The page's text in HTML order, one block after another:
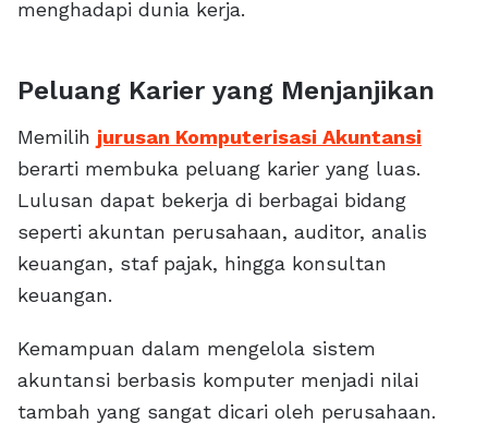
menghadapi dunia kerja.
Peluang Karier yang Menjanjikan
Memilih jurusan Komputerisasi Akuntansi
berarti membuka peluang karier yang luas.
Lulusan dapat bekerja di berbagai bidang
seperti akuntan perusahaan, auditor, analis
keuangan, staf pajak, hingga konsultan
keuangan.
Kemampuan dalam mengelola sistem
akuntansi berbasis komputer menjadi nilai
tambah yang sangat dicari oleh perusahaan.